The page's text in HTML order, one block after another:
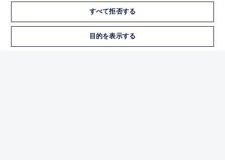
プライバシー・ポリシー 優先設定を管理する
すべて拒否する
目的を表示する